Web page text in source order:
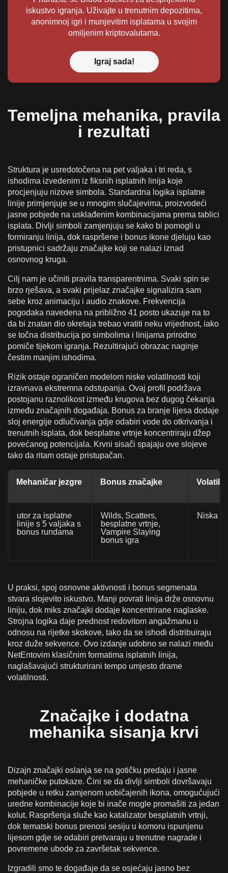
iskustvo igranja. Uživajte u trenutnim depozitima,
anonimnoj igri i munjevitim isplatama u svojim
omiljenim kriptovalutama.
Igraj sada!
Temeljna mehanika, pravila
i rezultati
Struktura je usredotočena na pet valjaka i tri reda, s
ishodima izvedenim iz fiksnih isplatnih linija koje
procjenjuju nizove simbola. Standardna logika isplatne
linije primjenjuje se u mnogim slučajevima, proizvodeći
jasne pobjede na usklađenim kombinacijama prema tablici
isplata. Divlji simboli zamjenjuju se kako bi pomogli u
formiranju linija, dok raspršene i bonus ikone djeluju kao
pristupnici sadržaju značajke koji se nalazi iznad
osnovnog kruga.
Cilj nam je učiniti pravila transparentnima. Svaki spin se
brzo rješava, a svaki prijelaz značajke signalizira sam
sebe kroz animaciju i audio znakove. Frekvencija
pogodaka navedena na približno 41 posto ukazuje na to
da bi znatan dio okretaja trebao vratiti neku vrijednost, iako
se točna distribucija po simbolima i linijama prirodno
pomiče tijekom igranja. Rezultirajući obrazac naginje
čestim manjim ishodima.
Rizik ostaje ograničen modelom niske volatilnosti koji
izravnava ekstremna odstupanja. Ovaj profil podržava
postojanu raznolikost između krugova bez dugog čekanja
između značajnih događaja. Bonus za branje lijesa dodaje
sloj energije odlučivanja gdje odabiri vode do otkrivanja i
trenutnih isplata, dok besplatne vrtnje koncentriraju džep
povećanog potencijala. Krvni sisači spajaju ove slojeve
tako da ritam ostaje pristupačan.
Mehaničar jezgre Bonus značajke
utor za isplatne
linije s 5 valjaka s
bonus rundama
Wilds, Scatters,
besplatne vrtnje,
Vampire Slaying
bonus igra
Niska
U praksi, spoj osnovne aktivnosti i bonus segmenata
stvara slojevito iskustvo. Manji povrati linija drže osnovnu
liniju, dok miks značajki dodaje koncentrirane naglaske.
Strojna logika daje prednost redovitom angažmanu u
odnosu na rijetke skokove, tako da se ishodi distribuiraju
kroz duže sekvence. Ovo izdanje udobno se nalazi među
NetEntovim klasičnim formatima isplatnih linija,
naglašavajući strukturirani tempo umjesto drame
volatilnosti.
Značajke i dodatna
mehanika sisanja krvi
Dizajn značajki oslanja se na gotičku predaju i jasne
mehaničke putokaze. Čini se da divlji simboli dovršavaju
pobjede u retku zamjenom uobičajenih ikona, omogućujući
uredne kombinacije koje bi inače mogle promašiti za jedan
kolut. Raspršenja služe kao katalizator besplatnih vrtnji,
dok tematski bonus prenosi sesiju u komoru ispunjenu
lijesom gdje se odabiri pretvaraju u trenutne nagrade i
povremene ubode za završetak sekvence.
Izgradili smo te događaje da se osjećaju jasno bez